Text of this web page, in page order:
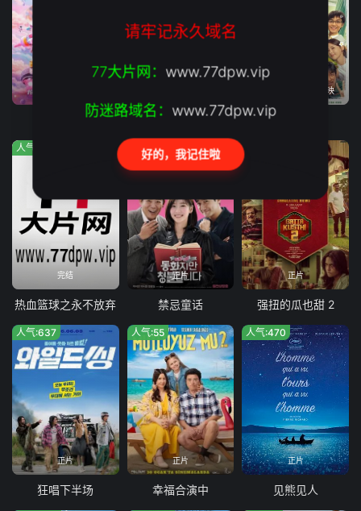
莫兰舞团 夜蒲之奶爸总裁
2026年05月01日上映
10间敢死队
完结
人气:268
热血篮球之永不放弃
正片
人气:227
禁忌童话
正片
强扭的瓜也甜 2
正片
人气:637
狂唱下半场
正片
人气:55
幸福合演中
正片
人气:470
见熊见人
请牢记永久域名
77大片网： www.77dpw.vip
防迷路域名： www.77dpw.vip
好的，我记住啦